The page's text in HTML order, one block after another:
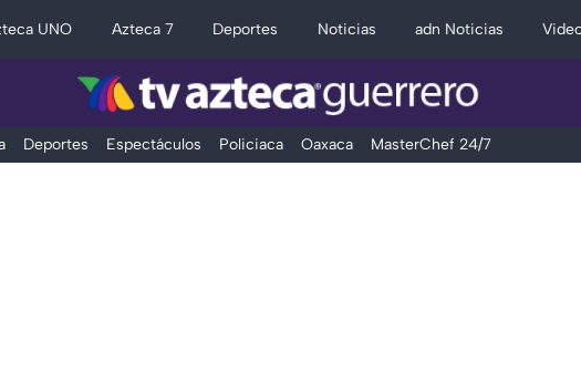
UNO Azteca 7 Deportes Noticias adn Noticias
Deportes Espectáculos Policiaca Oaxaca MasterChef 24/7